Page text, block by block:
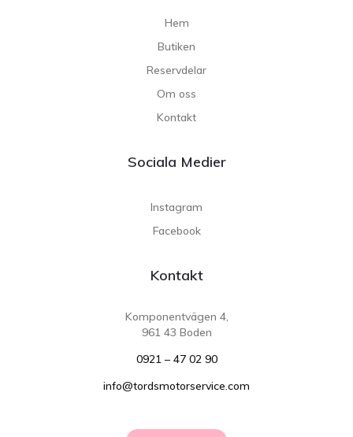
Hem
Butiken
Reservdelar
Om oss
Kontakt
Sociala Medier
Instagram
Facebook
Kontakt
Komponentvägen 4,
961 43 Boden
0921 – 47 02 90
info@tordsmotorservice.com